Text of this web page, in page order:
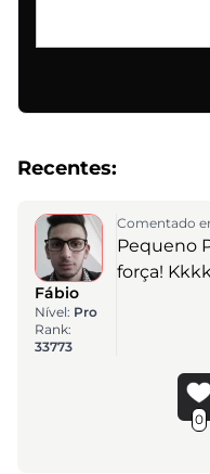
Recentes:
Fábio
Nível: Pro
Rank:
33773
Comentado
Pequeno
força!
0